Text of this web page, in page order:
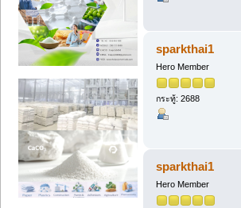
sparkthai1
Hero Member
กระทู้: 2688
sparkthai1
Hero Member